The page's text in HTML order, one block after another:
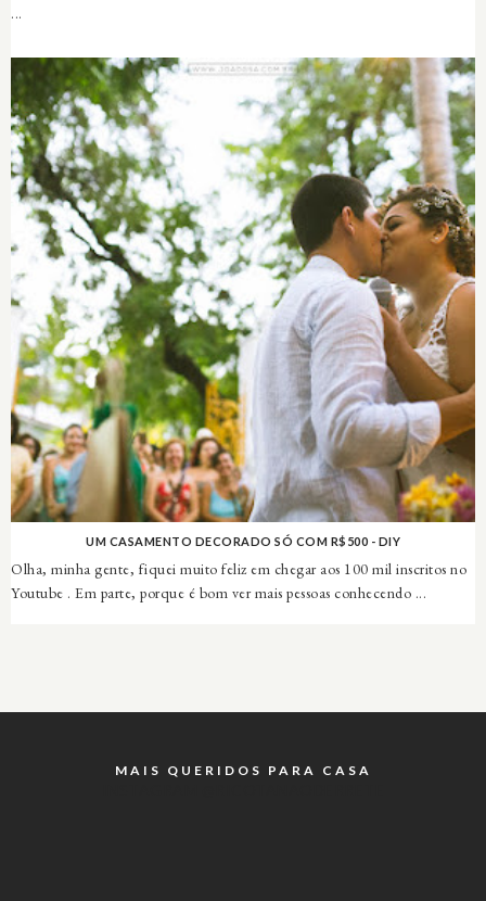
...
UM CASAMENTO DECORADO SÓ COM R$500 - DIY
Olha, minha gente, fiquei muito feliz em chegar aos 100 mil inscritos no
Youtube . Em parte, porque é bom ver mais pessoas conhecendo ...
MAIS QUERIDOS PARA CASA